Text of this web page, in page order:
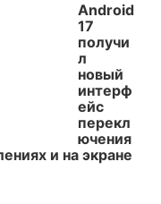
Android
17
получи
л
новый
интерф
ейс
перекл
ючения
и на экране